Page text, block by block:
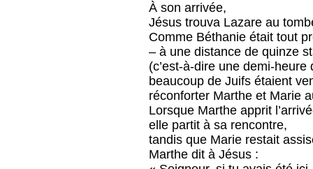
À son arrivée,
Jésus trouva Lazare au
Comme Béthanie était tout
– à une distance de quinze
(c’est-à-dire une demi-
beaucoup de Juifs étaient
réconforter Marthe et Marie
Lorsque Marthe apprit
elle partit à sa rencontre,
tandis que Marie restait
Marthe dit à Jésus :